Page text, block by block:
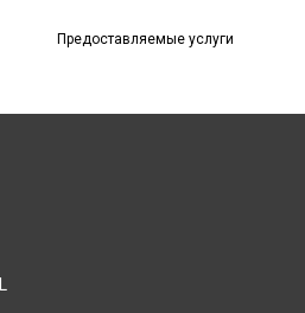
Предоставляемые услуги